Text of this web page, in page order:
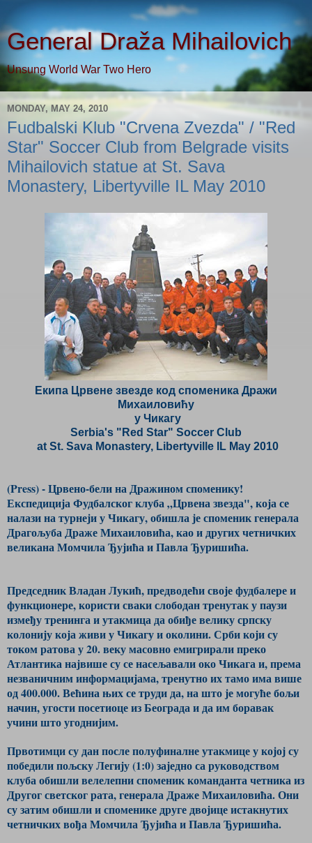
General Draža Mihailovich
Unsung World War Two Hero
MONDAY, MAY 24, 2010
Fudbalski Klub "Crvena Zvezda" / "Red
Star" Soccer Club from Belgrade visits
Mihailovich statue at St. Sava
Monastery, Libertyville IL May 2010
Екипа Црвене звезде код споменика Дражи
Михаиловићу
у Чикагу
Serbia's "Red Star" Soccer Club
at St. Sava Monastery, Libertyville IL May 2010
(Press) - Црвено-бели на Дражином споменику!
Експедиција Фудбалског клуба „Црвена звезда", која се
налази на турнеји у Чикагу, обишла је споменик генерала
Драгољуба Драже Михаиловића, као и других четничких
великана Момчила Ђујића и Павла Ђуришића.
Председник Владан Лукић, предводећи своје фудбалере и
функционере, користи сваки слободан тренутак у паузи
између тренинга и утакмица да обиђе велику српску
колонију која живи у Чикагу и околини. Срби који су
током ратова у 20. веку масовно емигрирали преко
Атлантика највише су се насељавали око Чикага и, према
незваничним информацијама, тренутно их тамо има више
од 400.000. Већина њих се труди да, на што је могуће бољи
начин, угости посетиоце из Београда и да им боравак
учини што угоднијим.
Првотимци су дан после полуфиналне утакмице у којој су
победили пољску Легију (1:0) заједно са руководством
клуба обишли велелепни споменик команданта четника из
Другог светског рата, генерала Драже Михаиловића. Они
су затим обишли и споменике друге двојице истакнутих
четничких вођа Момчила Ђујића и Павла Ђуришића.